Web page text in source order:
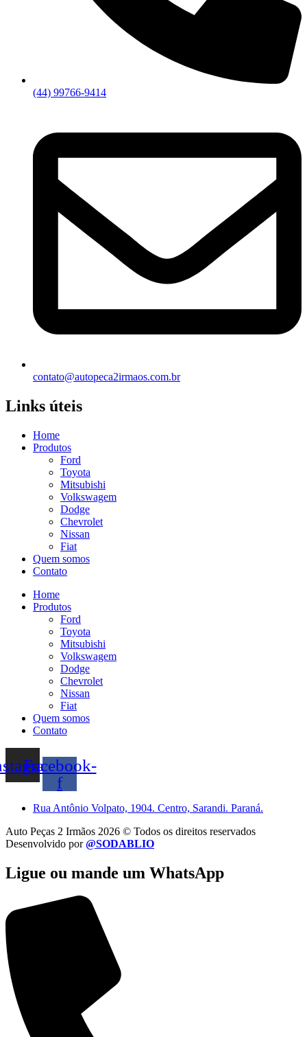
(44) 99766-9414
contato@autopeca2irmaos.com.br
Links úteis
Home
Produtos
Ford
Toyota
Mitsubishi
Volkswagem
Dodge
Chevrolet
Nissan
Fiat
Quem somos
Contato
Home
Produtos
Ford
Toyota
Mitsubishi
Volkswagem
Dodge
Chevrolet
Nissan
Fiat
Quem somos
Contato
Facebook-
f
Rua Antônio Volpato, 1904. Centro, Sarandi. Paraná.
Auto Peças 2 Irmãos 2026 © Todos os direitos reservados
Desenvolvido por@SODABLIO
Ligue ou mande um WhatsApp